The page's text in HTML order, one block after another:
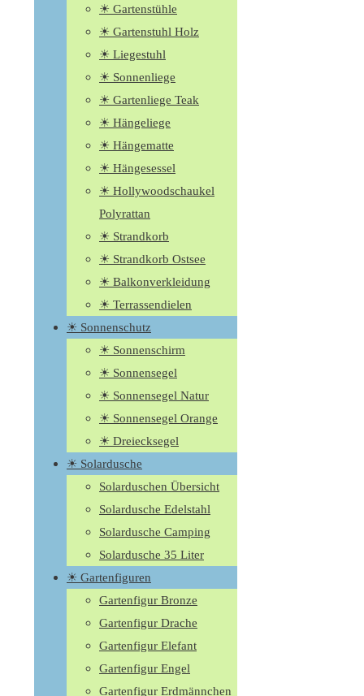
☀ Gartenstühle
☀ Gartenstuhl Holz
☀ Liegestuhl
☀ Sonnenliege
☀ Gartenliege Teak
☀ Hängeliege
☀ Hängematte
☀ Hängesessel
☀ Hollywoodschaukel
Polyrattan
☀ Strandkorb
☀ Strandkorb Ostsee
☀ Balkonverkleidung
☀ Terrassendielen
☀ Sonnenschutz
☀ Sonnenschirm
☀ Sonnensegel
☀ Sonnensegel Natur
☀ Sonnensegel Orange
☀ Dreiecksegel
☀ Solardusche
Solarduschen Übersicht
Solardusche Edelstahl
Solardusche Camping
Solardusche 35 Liter
☀ Gartenfiguren
Gartenfigur Bronze
Gartenfigur Drache
Gartenfigur Elefant
Gartenfigur Engel
Gartenfigur Erdmännchen